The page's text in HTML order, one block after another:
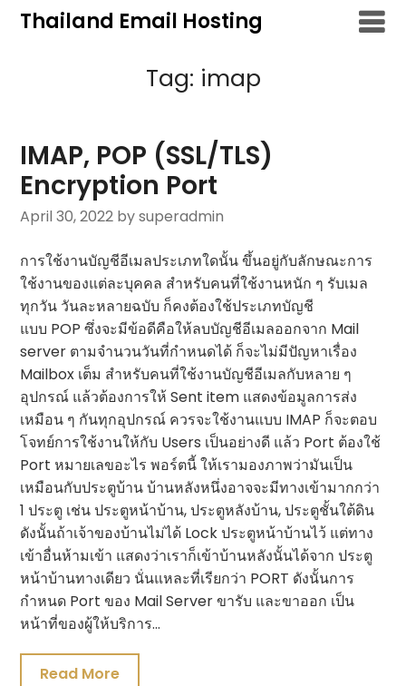
SkipThailand Email Hosting
Tag: imap
IMAP, POP (SSL/TLS)
Encryption Port
April 30, 2022 by superadmin
การใช้งานบัญชีอีเมลประเภทใดนั้น ขึ้นอยู่กับลักษณะการ
ใช้งานของแต่ละบุคคล สำหรับคนที่ใช้งานหนัก ๆ รับเมล
ทุกวัน วันละหลายฉบับ ก็คงต้องใช้ประเภทบัญชี
แบบ POP ซึ่งจะมีข้อดีคือให้ลบบัญชีอีเมลออกจาก Mail
server ตามจำนวนวันที่กำหนดได้ ก็จะไม่มีปัญหาเรื่อง
Mailbox เต็ม สำหรับคนที่ใช้งานบัญชีอีเมลกับหลาย ๆ
อุปกรณ์ แล้วต้องการให้ Sent item แสดงข้อมูลการส่ง
เหมือน ๆ กันทุกอุปกรณ์ ควรจะใช้งานแบบ IMAP ก็จะตอบ
โจทย์การใช้งานให้กับ Users เป็นอย่างดี แล้ว Port ต้องใช้
Port หมายเลขอะไร พอร์ตนี้ ให้เรามองภาพว่ามันเป็น
เหมือนกับประตูบ้าน บ้านหลังหนึ่งอาจจะมีทางเข้ามากกว่า
1 ประตู เช่น ประตูหน้าบ้าน, ประตูหลังบ้าน, ประตูชั้นใต้ดิน
ดังนั้นถ้าเจ้าของบ้านไม่ได้ Lock ประตูหน้าบ้านไว้ แต่ทาง
เข้าอื่นห้ามเข้า แสดงว่าเราก็เข้าบ้านหลังนั้นได้จาก ประตู
หน้าบ้านทางเดียว นั่นแหละที่เรียกว่า PORT ดังนั้นการ
กำหนด Port ของ Mail Server ขารับ และขาออก เป็น
หน้าที่ของผู้ให้บริการ…
Read More